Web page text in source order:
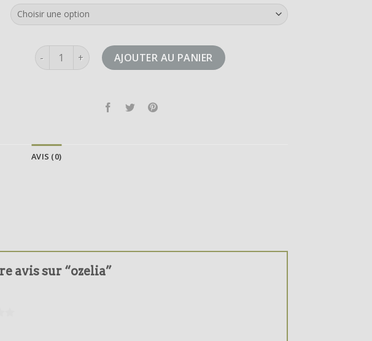
quantité de ozelia AJOUTER AU PANIER
AVIS (0)
avis sur “ozelia”